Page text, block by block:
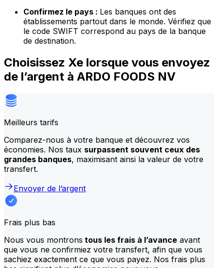
Confirmez le pays : Les banques ont des
établissements partout dans le monde. Vérifiez que
le code SWIFT correspond au pays de la banque
de destination.
Choisissez Xe lorsque vous envoyez
de l’argent à ARDO FOODS NV
Meilleurs tarifs
Comparez-nous à votre banque et découvrez vos
économies. Nos taux surpassent souvent ceux des
grandes banques, maximisant ainsi la valeur de votre
transfert.
Envoyer de l’argent
Frais plus bas
Nous vous montrons tous les frais à l’avance avant
que vous ne confirmiez votre transfert, afin que vous
sachiez exactement ce que vous payez. Nos frais plus